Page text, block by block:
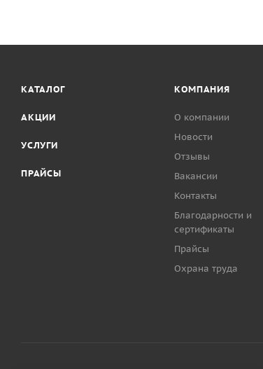
КАТАЛОГ
АКЦИИ
УСЛУГИ
ПРАЙСЫ
КОМПАНИЯ
О компании
Новости
Отзывы
Вакансии
Контакты
Благодарности и
сертификаты
Прайсы
Охрана труда